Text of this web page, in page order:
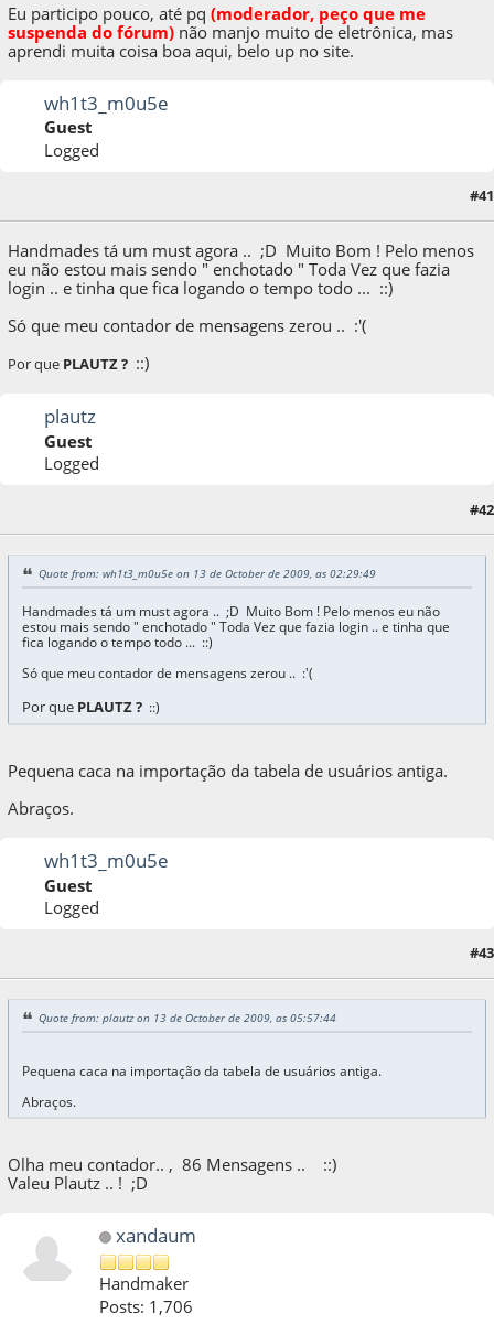
Eu participo pouco, até pq(moderador, peço que me
suspenda do fórum) não manjo muito de eletrônica, mas
aprendi muita coisa boa aqui, belo up no site.
wh1t3_m0u5e
Guest
Logged
: 13 de October de 2009, as 02:35:00#41
Handmades tá um must agora .. ;D Muito Bom ! Pelo menos
eu não estou mais sendo " enchotado " Toda Vez que fazia
login .. e tinha que fica logando o tempo todo ... ::)
Só que meu contador de mensagens zerou .. :'(
Por que PLAUTZ ? ::)
plautz
Guest
Logged
#42
Quote from: wh1t3_m0u5e on 13 de October de 2009, as 02:29:49
Handmades tá um must agora .. ;D Muito Bom ! Pelo menos eu não
estou mais sendo " enchotado " Toda Vez que fazia login .. e tinha que
fica logando o tempo todo ... ::)
Só que meu contador de mensagens zerou .. :'(
Por quePLAUTZ ? ::)
Pequena caca na importação da tabela de usuários antiga.
Abraços.
wh1t3_m0u5e
Guest
Logged
#43
Quote from: plautz on 13 de October de 2009, as 05:57:44
Pequena caca na importação da tabela de usuários antiga.
Abraços.
Olha meu contador.. , 86 Mensagens .. ::)
Valeu Plautz .. ! ;D
xandaum
Handmaker
Posts: 1,706